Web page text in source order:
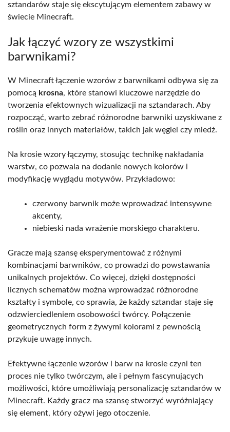
sztandarów staje się ekscytującym elementem zabawy w
świecie Minecraft.
Jak łączyć wzory ze wszystkimi
barwnikami?
W Minecraft łączenie wzorów z barwnikami odbywa się za
pomocą krosna, które stanowi kluczowe narzędzie do
tworzenia efektownych wizualizacji na sztandarach. Aby
rozpocząć, warto zebrać różnorodne barwniki uzyskiwane z
roślin oraz innych materiałów, takich jak węgiel czy miedź.
Na krosie wzory łączymy, stosując technikę nakładania
warstw, co pozwala na dodanie nowych kolorów i
modyfikację wyglądu motywów. Przykładowo:
czerwony barwnik może wprowadzać intensywne
akcenty,
niebieski nada wrażenie morskiego charakteru.
Gracze mają szansę eksperymentować z różnymi
kombinacjami barwników, co prowadzi do powstawania
unikalnych projektów. Co więcej, dzięki dostępności
licznych schematów można wprowadzać różnorodne
kształty i symbole, co sprawia, że każdy sztandar staje się
odzwierciedleniem osobowości twórcy. Połączenie
geometrycznych form z żywymi kolorami z pewnością
przykuje uwagę innych.
Efektywne łączenie wzorów i barw na krosie czyni ten
proces nie tylko twórczym, ale i pełnym fascynujących
możliwości, które umożliwiają personalizację sztandarów w
Minecraft. Każdy gracz ma szansę stworzyć wyróżniający
się element, który ożywi jego otoczenie.